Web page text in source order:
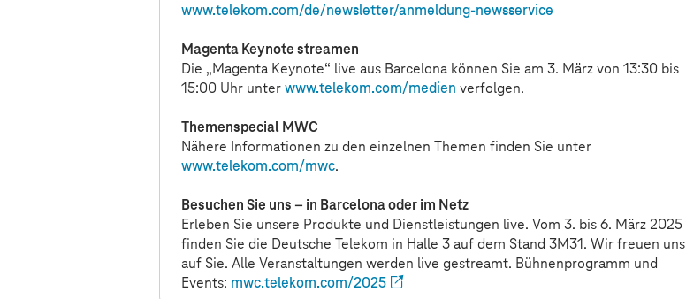
www.telekom.com/de/newsletter/anmeldung-newsservice
Magenta Keynote streamen
Die „Magenta Keynote“ live aus Barcelona können Sie am 3. März von 13:30 bis
15:00 Uhr unter www.telekom.com/medien verfolgen.
Themenspecial MWC
Nähere Informationen zu den einzelnen Themen finden Sie unter
www.telekom.com/mwc.
Besuchen Sie uns – in Barcelona oder im Netz
Erleben Sie unsere Produkte und Dienstleistungen live. Vom 3. bis 6. März 2025
finden Sie die Deutsche Telekom in Halle 3 auf dem Stand 3M31. Wir freuen uns
auf Sie. Alle Veranstaltungen werden live gestreamt. Bühnenprogramm und
Events: mwc.telekom.com/2025